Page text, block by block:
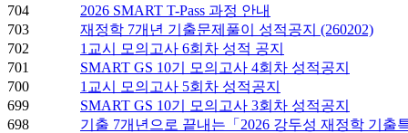
704
2026 SMART T-Pass 과정 안내
703
재정학 7개년 기출문제풀이 성적공지 (260202)
702
1교시 모의고사 6회차 성적 공지
701
SMART GS 10기 모의고사 4회차 성적공지
700
1교시 모의고사 5회차 성적공지
699
SMART GS 10기 모의고사 3회차 성적공지
698
기출 7개년으로 끝내는「2026 강두성 재정학 기출